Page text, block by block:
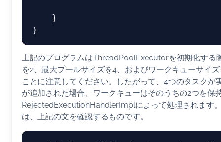
上記のプログラムはThreadPoolExecutorを初期化する
を2、最大プールサイズを4、およびワークキューサイ
ことに注意してください。したがって、4つのタスクが
が追加された場合、ワークキューはそのうちの2つを保
RejectedExecutionHandlerImplによって処理されます
は、上記の文を確認するものです。